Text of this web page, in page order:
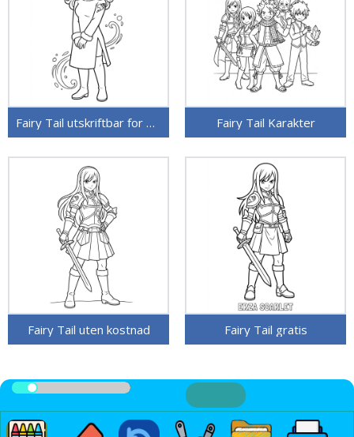
Fairy Tail utskriftbar for barn Fairy Tail Karakter
Fairy Tail uten kostnad Fairy Tail gratis